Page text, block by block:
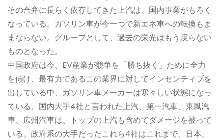
その合弁に長らく依存してきた上汽は、国内事業がもろく
なっている。ガソリン車が今一つで新エネ車への転換もま
まならない。グループとして、過去の栄光はもう戻らない
ものとなった。
中国政府は今、EV産業が競争を「勝ち抜く」ために全力
を傾け、最有力であるこの業界に対してインセンティブを
出している中、ガソリン車メーカーは寒々しい状態になっ
ている。国内大手4社と言われた上汽、第一汽車、東風汽
車、広州汽車は、トップの上汽も含めてダメージを被って
いる。政府系の大手だったこれら4社はこれまで、日本、